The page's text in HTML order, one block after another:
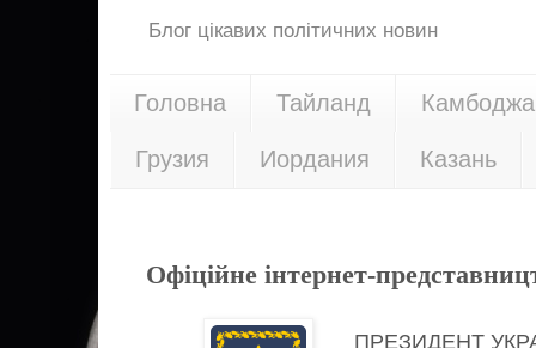
Блог цікавих політичних новин
Головна Тайланд Камбоджа
Грузия Иордания Казань
Офіційне інтернет-
ПРЕЗИДЕНТ